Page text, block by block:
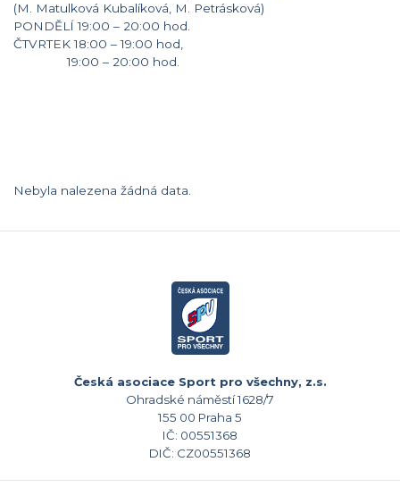
(M. Matulková Kubalíková, M. Petrásková)
PONDĚLÍ 19:00 – 20:00 hod.
ČTVRTEK 18:00 – 19:00 hod,
19:00 – 20:00 hod.
Nebyla nalezena žádná data.
Česká asociace Sport pro všechny, z.s.
Ohradské náměstí 1628/7
155 00 Praha 5
IČ: 00551368
DIČ: CZ00551368